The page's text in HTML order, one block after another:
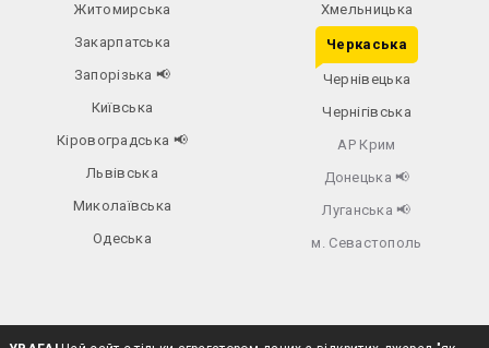
Житомирська
Закарпатська
Запорізька 📢
Київська
Кіровоградська 📢
Львівська
Миколаївська
Одеська
Хмельницька
Черкаська
Чернівецька
Чернігівська
АР Крим
Донецька 📢
Луганська 📢
м. Севастополь